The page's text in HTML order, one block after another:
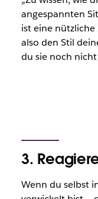
angespannten
ist eine nützliche
also den Stil
du sie noch nicht
3.
Wenn du selbst